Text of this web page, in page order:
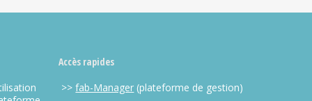
Accès rapides
>>fab-Manager (plateforme de gestion)